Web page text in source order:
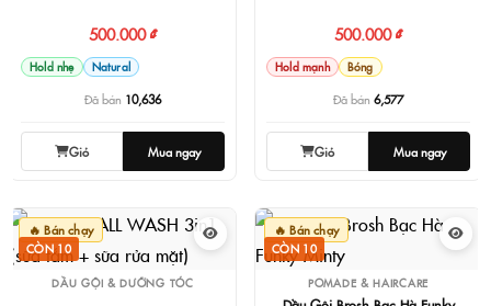
500.000 ₫
Hold nhẹ Natural
Đã bán 10,636
Giỏ Mua ngay
500.000 ₫
Hold mạnh Bóng
Đã bán 6,577
Giỏ Mua ngay
🔥 Bán chạy
CÒN 10
DẦU GỘI & DƯỠNG TÓC
🔥 Bán chạy
CÒN 10
POMADE & HAIRCARE